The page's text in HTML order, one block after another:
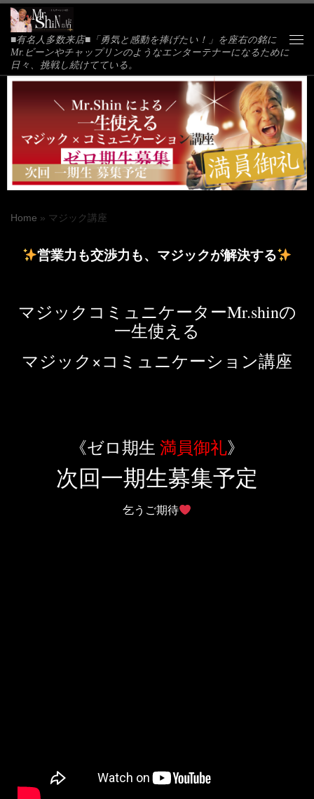
Skip to content
■有名人多数来店■「勇気と感動を捧げたい！」を座右の銘に
Mr.ビーンやチャップリンのようなエンターテナーになるために
日々、挑戦し続けてている。
Home » マジック講座
営業力も交渉力も、マジックが解決する
マジックコミュニケーターMr.shinの
一生使える
マジック×コミュニケーション講座
《ゼロ期生 満員御礼》
次回一期生募集予定
乞うご期待